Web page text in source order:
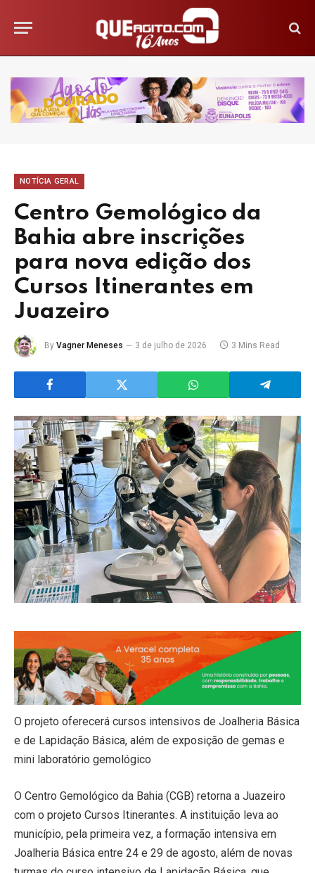
NOTÍCIA GERAL
Centro Gemológico da
Bahia abre inscrições
para nova edição dos
Cursos Itinerantes em
Juazeiro
By Vagner Meneses 3 de julho de 2026 3 Mins Read
O projeto oferecerá cursos intensivos de Joalheria Básica
e de Lapidação Básica, além de exposição de gemas e
mini laboratório gemológico
O Centro Gemológico da Bahia (CGB) retorna a Juazeiro
com o projeto Cursos Itinerantes. A instituição leva ao
município, pela primeira vez, a formação intensiva em
Joalheria Básica entre 24 e 29 de agosto, além de novas